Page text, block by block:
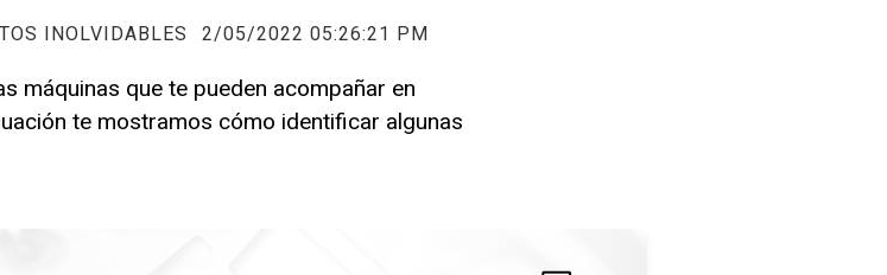
INOLVIDABLES 2/05/2022 05:26:21 PM
máquinas que te pueden acompañar en
te mostramos cómo identificar algunas